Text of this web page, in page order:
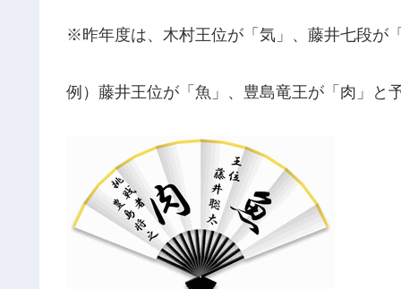
※昨年度は、木村王位が「気」、藤井七段が
例）藤井王位が「魚」、豊島竜王が「肉」と